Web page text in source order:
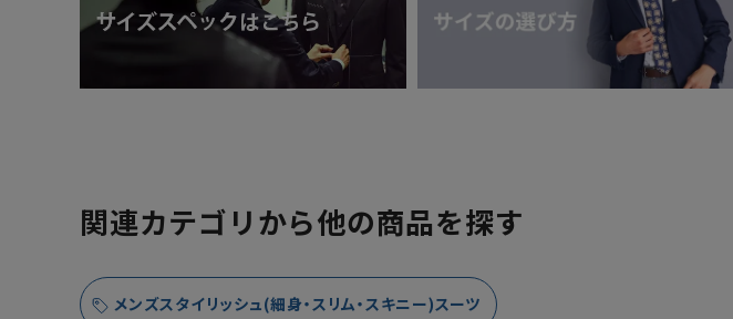
関連カテゴリから他の商品を探す
メンズスタイリッシュ(細身・スリム・スキニー)スーツ